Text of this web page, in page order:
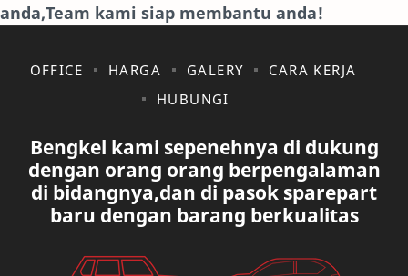
JAGUAR. KAKI-KAKI
KIA KONSULTASI
MAZDA MERCEDES BANZ
MITSUBISHI MUSIK
anda,Team kami siap membantu anda!
OFFICE HARGA GALERY
CARA KERJA
HUBUNGI
Bengkel kami sepenehnya di dukung
dengan orang orang berpengalaman
di bidangnya,dan di pasok sparepart
baru dengan barang berkualitas